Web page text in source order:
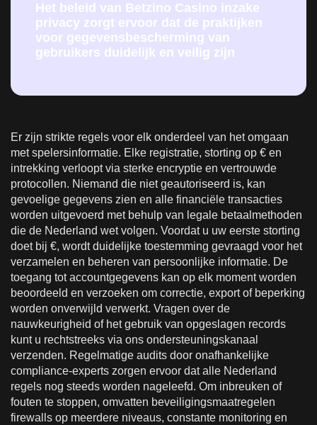
Het beleid van Betzino Casino inzake
privacy zorgt ervoor dat de praktijken
voor gegevensbescherming van
gebruikers duidelijk en veilig zijn
Er zijn strikte regels voor elk onderdeel van het omgaan
met spelersinformatie. Elke registratie, storting op € en
intrekking verloopt via sterke encryptie en vertrouwde
protocollen. Niemand die niet geautoriseerd is, kan
gevoelige gegevens zien en alle financiële transacties
worden uitgevoerd met behulp van legale betaalmethoden
die de Nederland wet volgen. Voordat u uw eerste storting
doet bij €, wordt duidelijke toestemming gevraagd voor het
verzamelen en beheren van persoonlijke informatie. De
toegang tot accountgegevens kan op elk moment worden
beoordeeld en verzoeken om correctie, export of beperking
worden onverwijld verwerkt. Vragen over de
nauwkeurigheid of het gebruik van opgeslagen records
kunt u rechtstreeks via ons ondersteuningskanaal
verzenden. Regelmatige audits door onafhankelijke
compliance-experts zorgen ervoor dat alle Nederland
regels nog steeds worden nageleefd. Om inbreuken of
fouten te stoppen, omvatten beveiligingsmaatregelen
firewalls op meerdere niveaus, constante monitoring en